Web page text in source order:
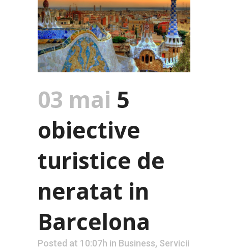
03 mai 5
obiective
turistice de
neratat in
Barcelona
Posted at 10:07h in Business, Servicii